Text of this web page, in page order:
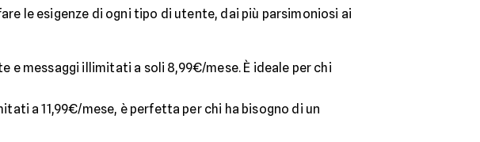
le esigenze di ogni tipo di utente, dai più parsimoniosi ai
e messaggi illimitati a soli 8,99€/mese. È ideale per chi
a 11,99€/mese, è perfetta per chi ha bisogno di un